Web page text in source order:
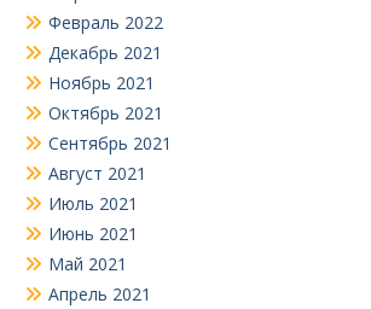
Февраль 2022
Декабрь 2021
Ноябрь 2021
Октябрь 2021
Сентябрь 2021
Август 2021
Июль 2021
Июнь 2021
Май 2021
Апрель 2021